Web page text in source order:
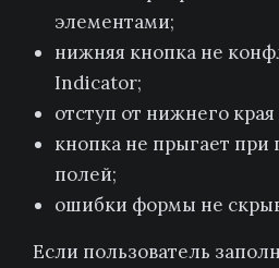
элементами;
нижняя кнопка не
Indicator;
отступ от нижнего
кнопка не прыгает
полей;
ошибки формы не
Если пользователь